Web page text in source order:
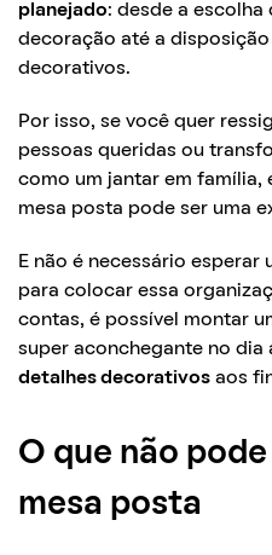
planejado: desde a escolha
decoração até a
decorativos.
Por isso, se você quer
pessoas queridas ou
como um jantar em família,
mesa posta pode ser uma
E não é necessário esperar
para colocar essa
contas, é possível montar
super aconchegante no dia
detalhes decorativos aos
O que não
mesa posta